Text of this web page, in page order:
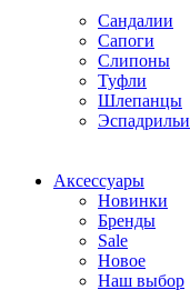
Сандалии
Сапоги
Слипоны
Туфли
Шлепанцы
Эспадрильи
Аксессуары
Новинки
Бренды
Sale
Новое
Наш выбор